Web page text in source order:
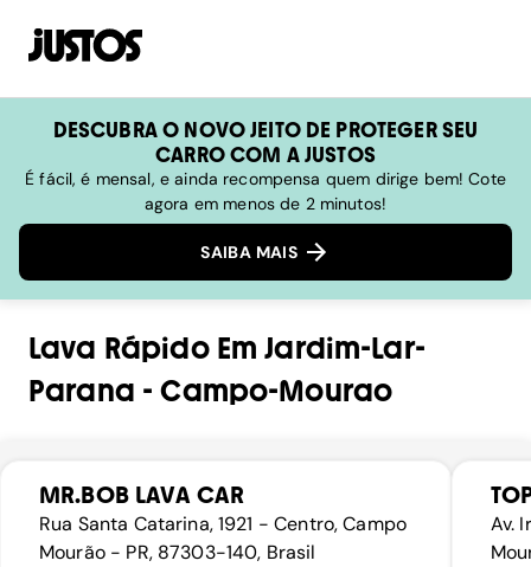
DESCUBRA O NOVO JEITO DE PROTEGER SEU
CARRO COM A JUSTOS
É fácil, é mensal, e ainda recompensa quem dirige bem! Cote
agora em menos de 2 minutos!
SAIBA MAIS
Lava RápidoEmJardim-Lar-
Parana -Campo-Mourao
MR.BOB LAVA CAR
Rua Santa Catarina, 1921 - Centro, Campo
Mourão - PR, 87303-140, Brasil
Av.